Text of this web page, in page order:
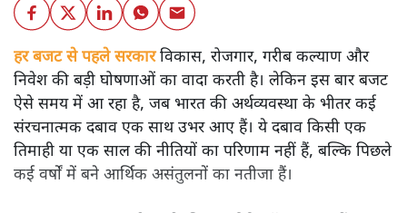
शीतल पी. सिंह
बजट से पहले भारत की अर्थव्यवस्था की चमकदार तस्वीर के पीछे
कौन-से गहरे संकट छिपे हैं? विकास, रोजगार और महंगाई के संकेतों
का गहन विश्लेषण पढ़िए।